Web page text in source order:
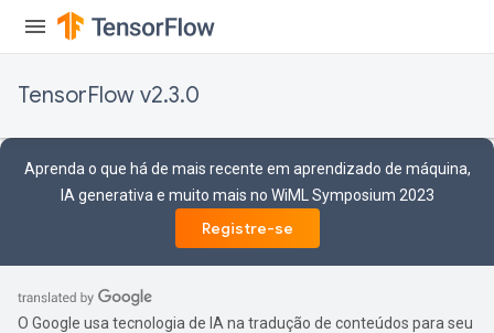
TensorFlow v2.3.0
Aprenda o que há de mais recente em aprendizado de máquina,
IA generativa e muito mais no WiML Symposium 2023
Registre-se
O Google usa tecnologia de IA na tradução de conteúdos para seu